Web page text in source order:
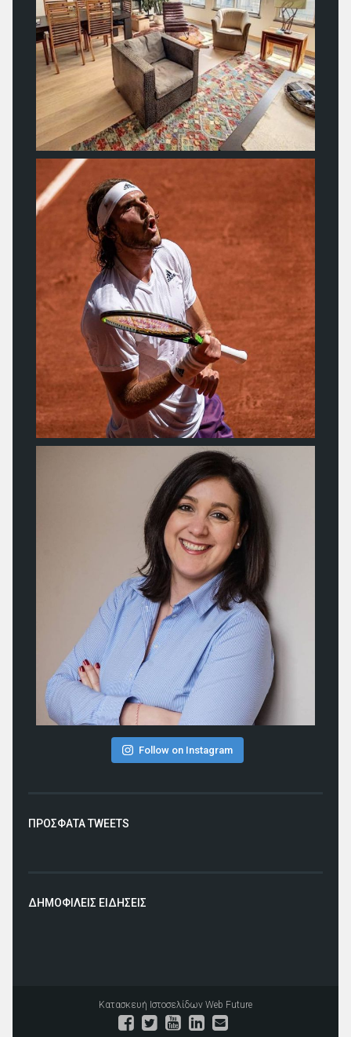
Follow on Instagram
ΠΡΟΣΦΑΤΑ TWEETS
ΔΗΜΟΦΙΛΕΙΣ ΕΙΔΗΣΕΙΣ
Κατασκευή Ιστοσελίδων Web Future